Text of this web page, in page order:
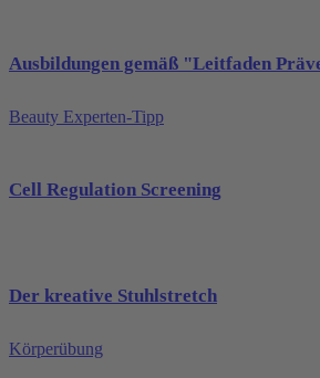
Ausbildungen gemäß "Leitfaden
Beauty Experten-Tipp
Cell Regulation Screening
Der kreative Stuhlstretch
Körperübung